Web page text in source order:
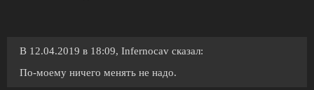
В 12.04.2019 в 18:09, Infernocav сказал:
По-моему ничего менять не надо.